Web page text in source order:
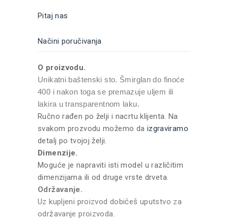
Pitaj nas
Načini poručivanja
O proizvodu.
Unikatni baštenski sto. Šmirglan do finoće
400 i nakon toga se premazuje uljem ili
lakira u transparentnom laku.
Ručno rađen po želji i nacrtu klijenta. Na
svakom prozvodu možemo da izgraviramo
detalj po tvojoj želji.
Dimenzije.
Moguće je napraviti isti model u različitim
dimenzijama ili od druge vrste drveta.
Održavanje.
Uz kupljeni proizvod dobićeš uputstvo za
održavanje proizvoda.